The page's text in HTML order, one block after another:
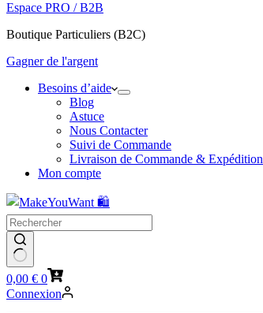
Espace PRO / B2B
Boutique Particuliers (B2C)
Gagner de l'argent
Besoins d’aide
Blog
Astuce
Nous Contacter
Suivi de Commande
Livraison de Commande & Expédition
Mon compte
Panier
d’achat
0,00 € 0
Connexion